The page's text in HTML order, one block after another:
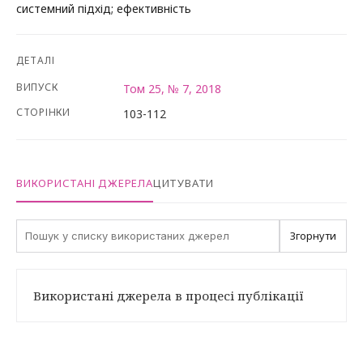
системний підхід; ефективність
ДЕТАЛІ
ВИПУСК
Том 25, № 7, 2018
СТОРІНКИ 103-112
ВИКОРИСТАНІ ДЖЕРЕЛАЦИТУВАТИ
Згорнути
Використані джерела в процесі публікації